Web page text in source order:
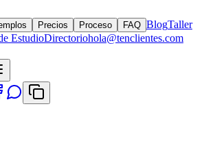
Precios Proceso FAQ BlogTaller
EstudioDirectoriohola@tenclientes.com